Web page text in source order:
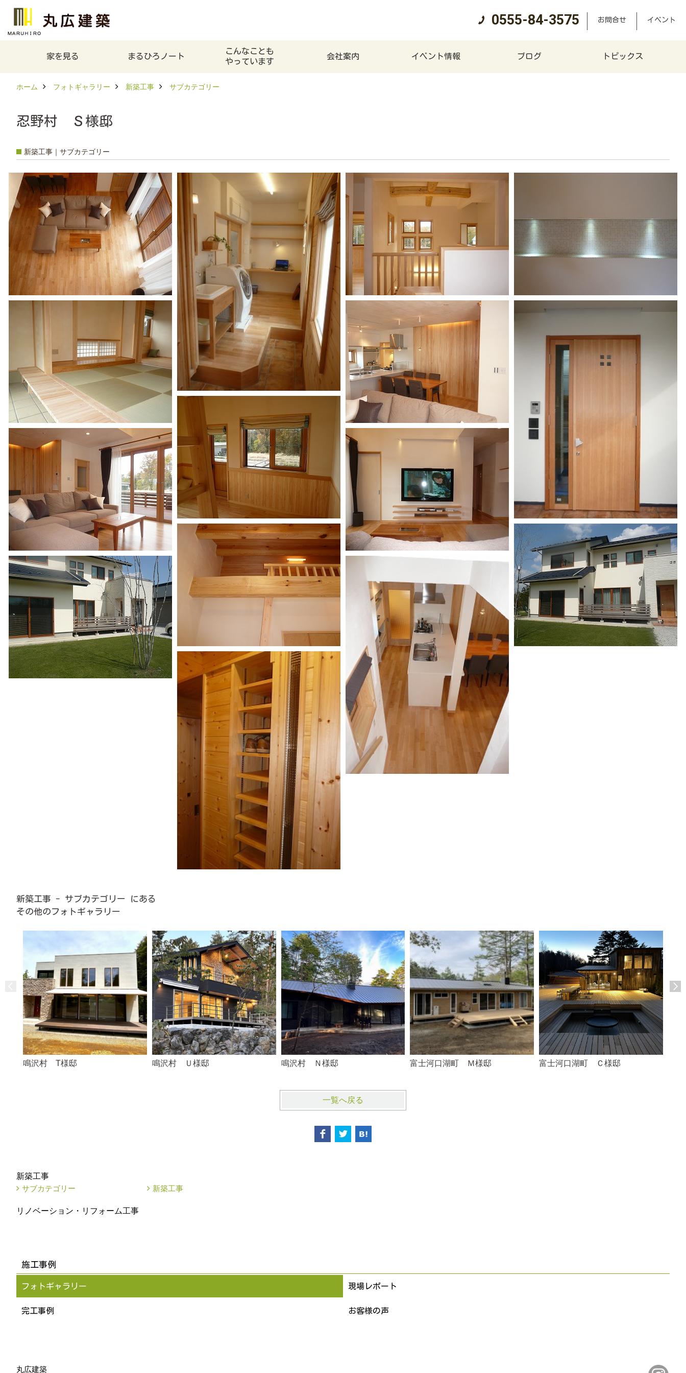
0555-84-3575 お問合せ イベント
家を見る まるひろノート
こんなことも
やっています
会社案内 イベント情報 ブログ トピックス
ホーム フォトギャラリー 新築工事 サブカテゴリー
忍野村 Ｓ様邸
新築工事｜サブカテゴリー
新築工事 - サブカテゴリー にある
その他のフォトギャラリー
鳴沢村 T様邸 鳴沢村 Ｕ様邸 鳴沢村 Ｎ様邸 富士河口湖町 Ｍ様邸 富士河口湖町 Ｃ様邸
一覧へ戻る
新築工事
サブカテゴリー
新築工事
リノベーション・リフォーム工事
施工事例
フォトギャラリー 現場レポート
完工事例 お客様の声
丸広建築